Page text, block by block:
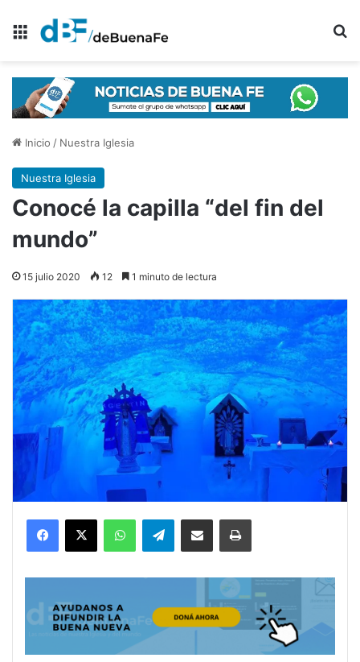
Menú
Inicio / Nuestra Iglesia
Nuestra Iglesia
Conocé la capilla “del fin del
mundo”
15 julio 2020 12 1 minuto de lectura
Telegram